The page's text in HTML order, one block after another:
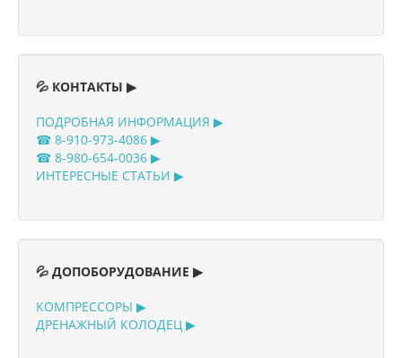
💦 КОНТАКТЫ ▶
ПОДРОБНАЯ ИНФОРМАЦИЯ ▶
☎ 8-910-973-4086 ▶
☎ 8-980-654-0036 ▶
ИНТЕРЕСНЫЕ СТАТЬИ ▶
💦 ДОПОБОРУДОВАНИЕ ▶
КОМПРЕССОРЫ ▶
ДРЕНАЖНЫЙ КОЛОДЕЦ ▶